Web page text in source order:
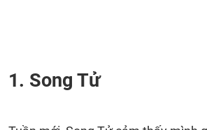
1. Song Tử